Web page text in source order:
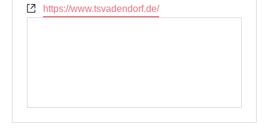
Webseite
https://www.tsvadendorf.de/